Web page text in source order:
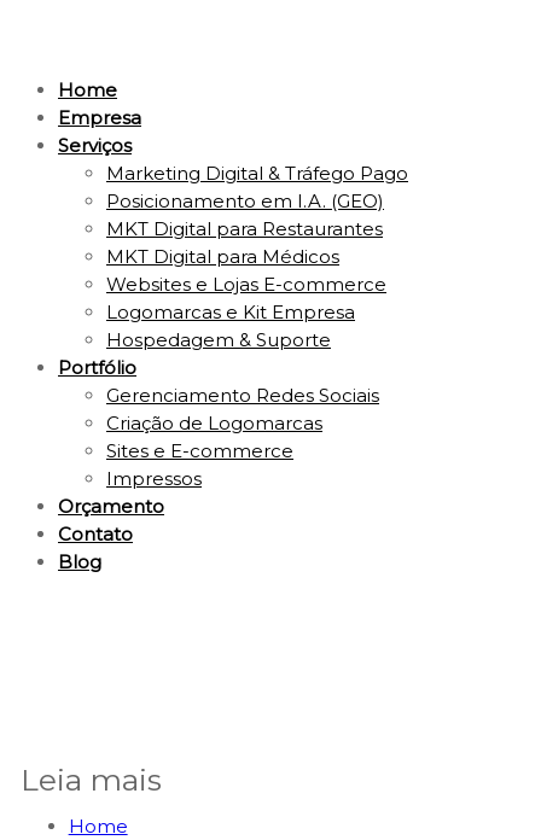
Home
Empresa
Serviços
Marketing Digital & Tráfego Pago
Posicionamento em I.A. (GEO)
MKT Digital para Restaurantes
MKT Digital para Médicos
Websites e Lojas E-commerce
Logomarcas e Kit Empresa
Hospedagem & Suporte
Portfólio
Gerenciamento Redes Sociais
Criação de Logomarcas
Sites e E-commerce
Impressos
Orçamento
Contato
Blog
Leia mais
Home